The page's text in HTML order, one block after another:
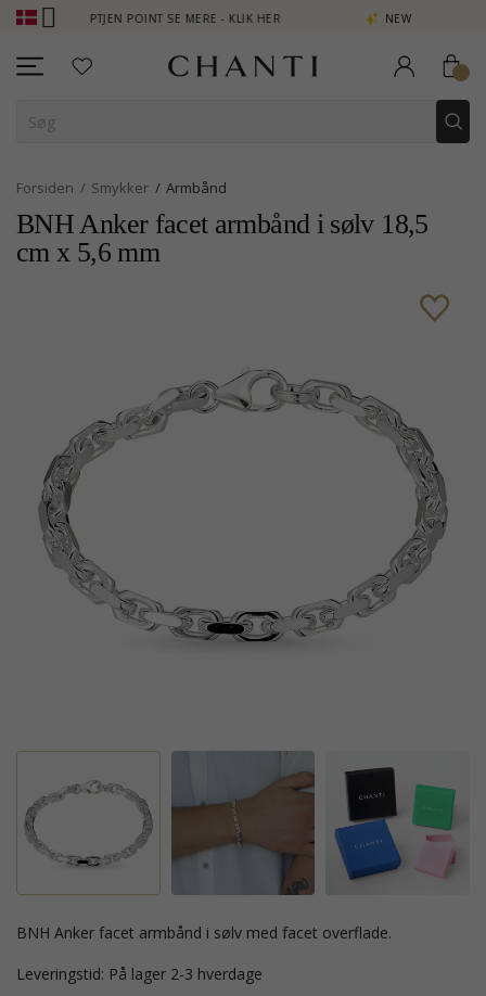
POINT SE MERE - KLIK HER NEW COLLECTION | AURA
Forsiden Smykker Armbånd
BNH Anker facet armbånd i sølv 18,5
cm x 5,6 mm
BNH Anker facet armbånd i sølv med facet overflade.
Leveringstid: På lager 2-3 hverdage